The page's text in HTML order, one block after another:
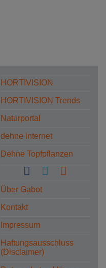
HORTIVISION
HORTIVISION Trends
Naturportal
dehne internet
Dehne Topfpflanzen
Über Gabot
Kontakt
Impressum
Haftungsausschluss
(Disclaimer)